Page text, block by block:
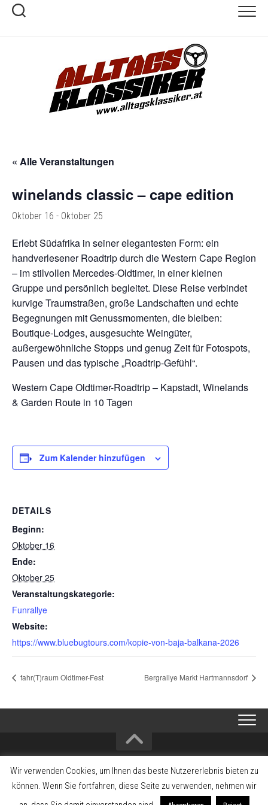
Skip
« Alle Veranstaltungen
winelands classic – cape edition
Oktober 16 - Oktober 25
Erlebt Südafrika in seiner elegantesten Form: ein
handverlesener Roadtrip durch die Western Cape Region
– im stilvollen Mercedes-Oldtimer, in einer kleinen
Gruppe und persönlich begleitet. Diese Reise verbindet
kurvige Traumstraßen, große Landschaften und echte
Begegnungen mit Genussmomenten, die bleiben:
Boutique-Lodges, ausgesuchte Weingüter,
außergewöhnliche Stopps und genug Zeit für Fotospots,
Pausen und das typische „Roadtrip-Gefühl“.
Western Cape Oldtimer-Roadtrip – Kapstadt, Winelands
& Garden Route in 10 Tagen
Zum Kalender hinzufügen
DETAILS
Beginn:
Oktober 16
Ende:
Oktober 25
Veranstaltungskategorie:
Funrallye
Website:
https://www.bluebugtours.com/kopie-von-baja-balkana-2026
fahr(T)raum Oldtimer-Fest Bergrallye Markt Hartmannsdorf
2008-2026 Alltagsklassiker - Interessengemeinschaft zum Erhalt und
Förderung der Fahrzeugkultur und Fahrzeuggeschichte
Wir verwenden Cookies, um Ihnen das beste Nutzererlebnis bieten zu
können. Wenn Sie fortfahren, diese Seite zu verwenden, nehmen wir